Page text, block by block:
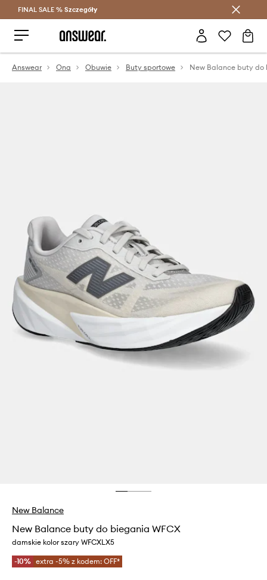
Oszczędzaj z Answear Club >
FINAL SALE % Szczegóły
Answear Ona Obuwie Buty sportowe
New Balance
New Balance buty do biegania WFCX
damskie kolor szary WFCXLX5
-10% extra -5% z kodem: OFF*